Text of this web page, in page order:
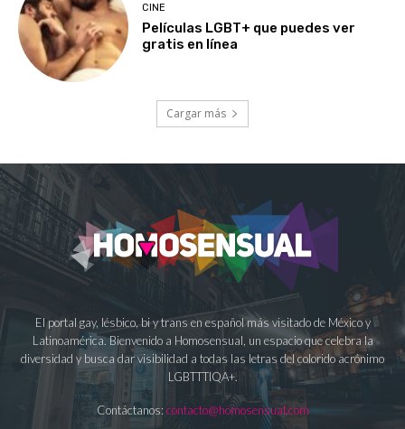
CINE
Películas LGBT+ que puedes ver
gratis en línea
Cargar más
El portal gay, lésbico, bi y trans en español más visitado de México y
Latinoamérica. Bienvenido a Homosensual, un espacio que celebra la
diversidad y busca dar visibilidad a todas las letras del colorido acrónimo
LGBTTTIQA+.
Contáctanos: contacto@homosensual.com